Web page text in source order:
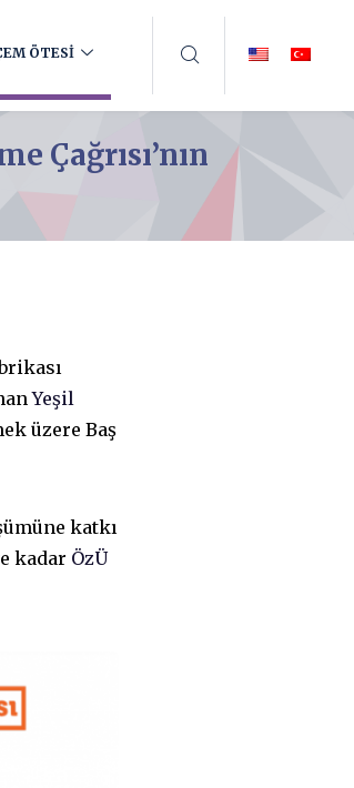
ÖTESİ
Çağrısı’nın
Yeşil
üzere Baş
katkı
kadar ÖzÜ